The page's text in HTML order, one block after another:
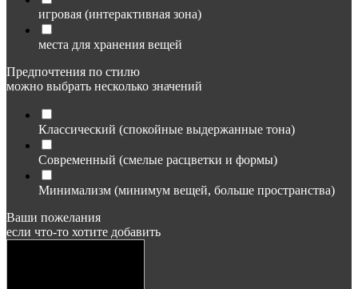
игровая (интерактивная зона)
места для хранения вещей
Предпочтения по стилю
можно выбрать несколько значений
Классический (спокойные выдержанные тона)
Современный (смелые расцветки и формы)
Минимализм (минимум вещей, больше пространства)
Ваши пожелания
если что-то хотите добавить